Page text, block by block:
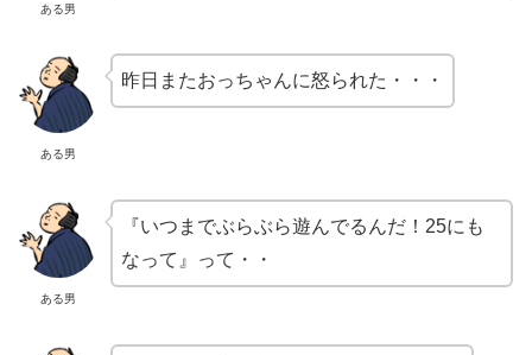
ある男
ある男
昨日またおっちゃんに怒られた・・・
ある男
『いつまでぶらぶら遊んでるんだ！25にも
なって』って・・